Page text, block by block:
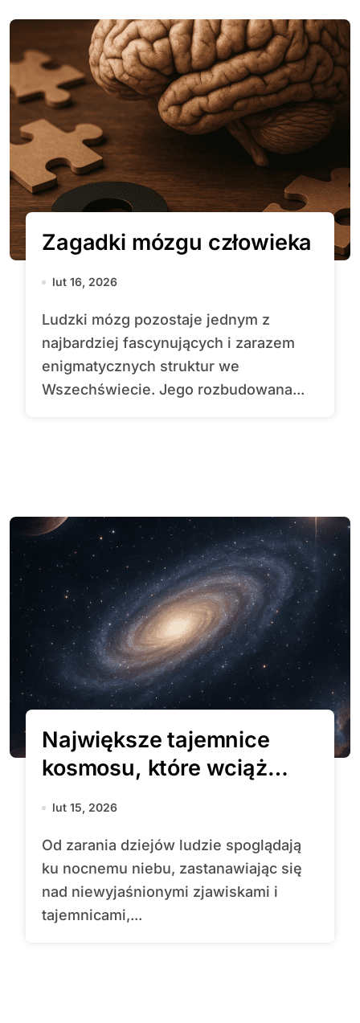
Zagadki mózgu człowieka
lut 16, 2026
Ludzki mózg pozostaje jednym z
najbardziej fascynujących i zarazem
enigmatycznych struktur we
Wszechświecie. Jego rozbudowana...
Największe tajemnice
kosmosu, które wciąż
czekają na rozwiązanie
lut 15, 2026
Od zarania dziejów ludzie spoglądają
ku nocnemu niebu, zastanawiając się
nad niewyjaśnionymi zjawiskami i
tajemnicami,...